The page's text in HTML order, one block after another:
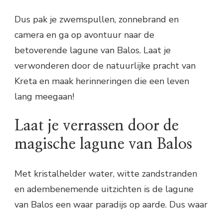
Dus pak je zwemspullen, zonnebrand en
camera en ga op avontuur naar de
betoverende lagune van Balos. Laat je
verwonderen door de natuurlijke pracht van
Kreta en maak herinneringen die een leven
lang meegaan!
Laat je verrassen door de
magische lagune van Balos
Met kristalhelder water, witte zandstranden
en adembenemende uitzichten is de lagune
van Balos een waar paradijs op aarde. Dus waar